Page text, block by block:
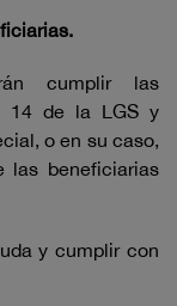
cumplir las
14 de la LGS y
o en su caso,
las beneficiarias
y cumplir con